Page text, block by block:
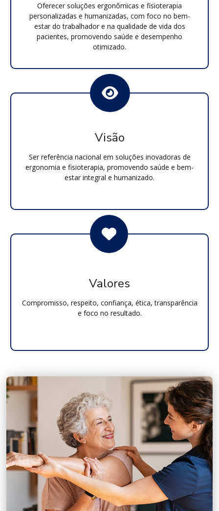
Oferecer soluções ergonômicas e fisioterapia
personalizadas e humanizadas, com foco no bem-
estar do trabalhador e na qualidade de vida dos
pacientes, promovendo saúde e desempenho
otimizado.
Visão
Ser referência nacional em soluções inovadoras de
ergonomia e fisioterapia, promovendo saúde e bem-
estar integral e humanizado.
Valores
Compromisso, respeito, confiança, ética, transparência
e foco no resultado.